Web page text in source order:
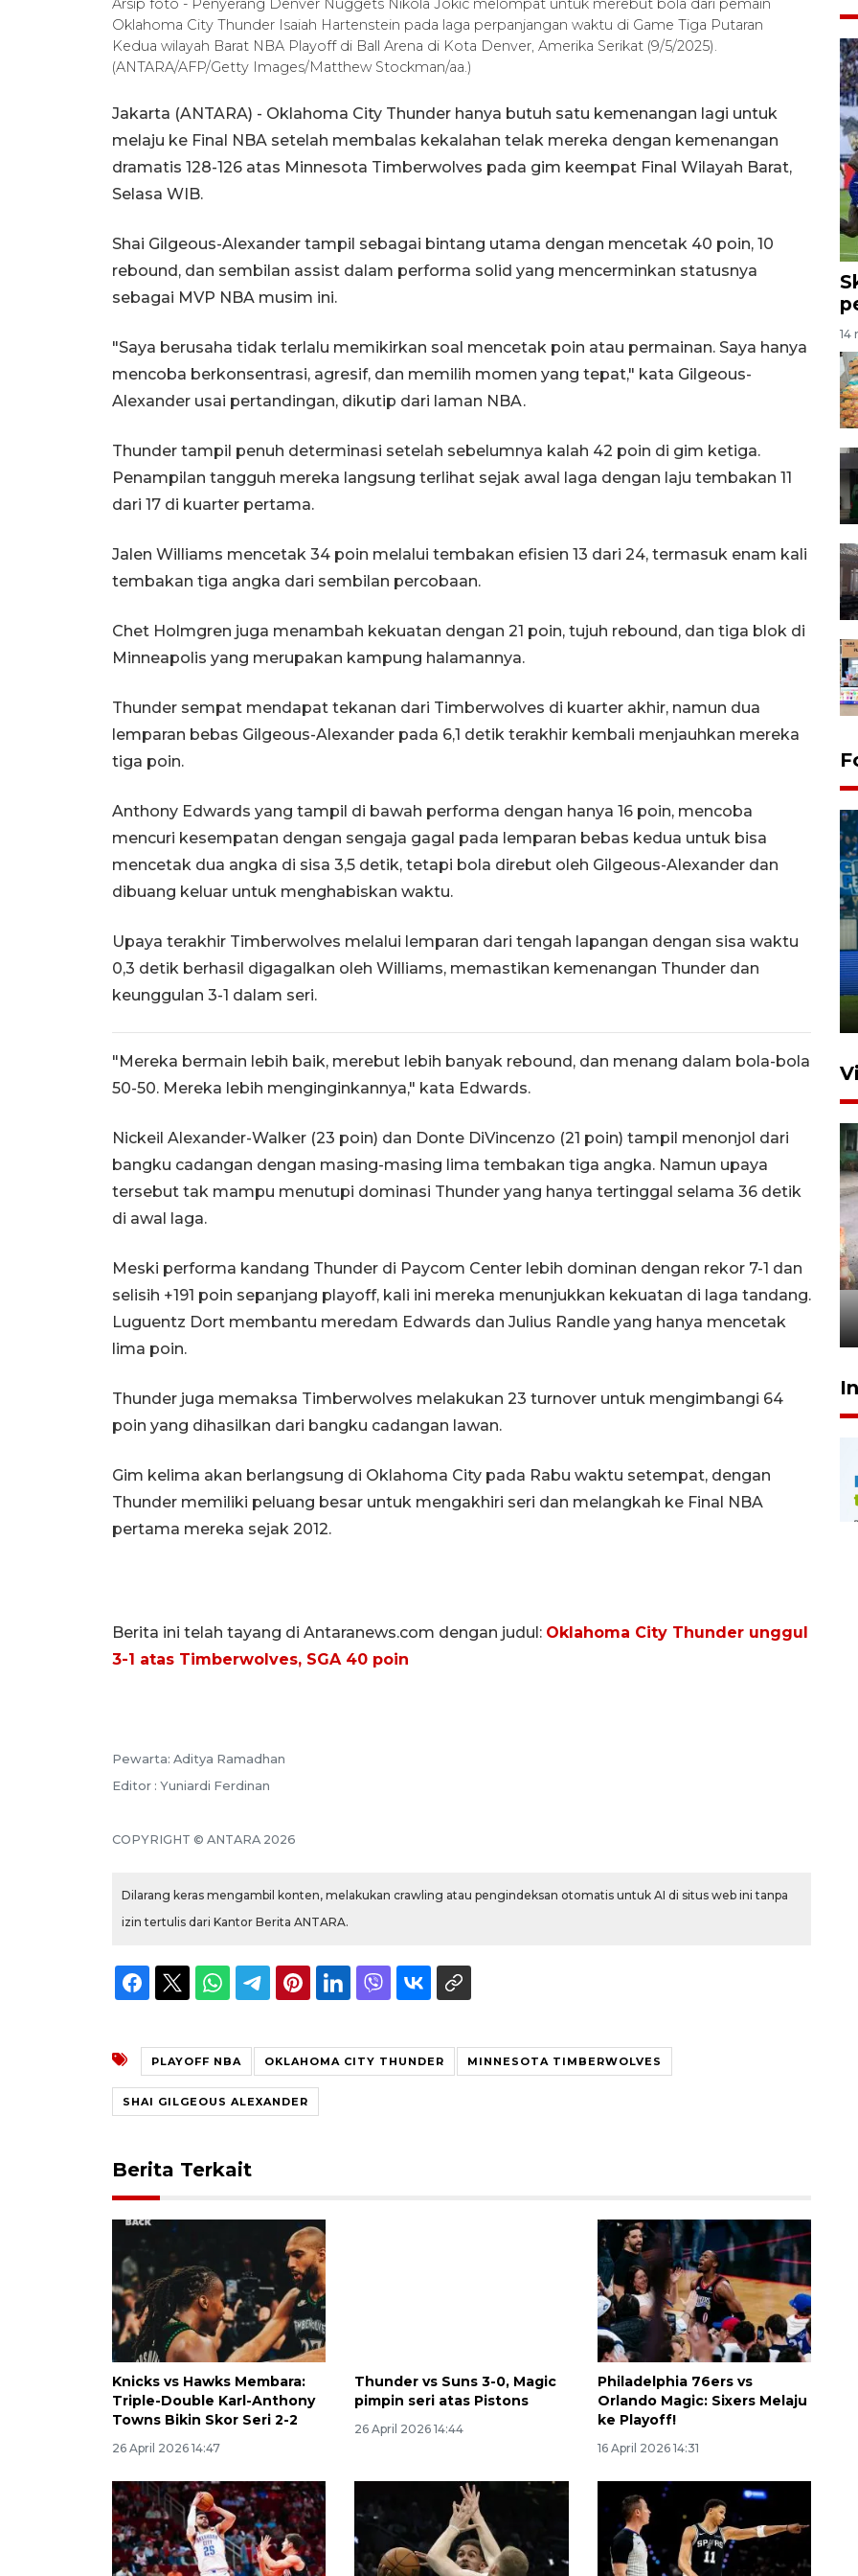
Arsip foto - Penyerang Denver Nuggets Nikola Jokic melompat untuk merebut bola dari pemain
Oklahoma City Thunder Isaiah Hartenstein pada laga perpanjangan waktu di Game Tiga Putaran
Kedua wilayah Barat NBA Playoff di Ball Arena di Kota Denver, Amerika Serikat (9/5/2025).
(ANTARA/AFP/Getty Images/Matthew Stockman/aa.)
Jakarta (ANTARA) - Oklahoma City Thunder hanya butuh satu kemenangan lagi untuk
melaju ke Final NBA setelah membalas kekalahan telak mereka dengan kemenangan
dramatis 128-126 atas Minnesota Timberwolves pada gim keempat Final Wilayah Barat,
Selasa WIB.
Shai Gilgeous-Alexander tampil sebagai bintang utama dengan mencetak 40 poin, 10
rebound, dan sembilan assist dalam performa solid yang mencerminkan statusnya
sebagai MVP NBA musim ini.
"Saya berusaha tidak terlalu memikirkan soal mencetak poin atau permainan. Saya hanya
mencoba berkonsentrasi, agresif, dan memilih momen yang tepat," kata Gilgeous-
Alexander usai pertandingan, dikutip dari laman NBA.
Thunder tampil penuh determinasi setelah sebelumnya kalah 42 poin di gim ketiga.
Penampilan tangguh mereka langsung terlihat sejak awal laga dengan laju tembakan 11
dari 17 di kuarter pertama.
Jalen Williams mencetak 34 poin melalui tembakan efisien 13 dari 24, termasuk enam kali
tembakan tiga angka dari sembilan percobaan.
Chet Holmgren juga menambah kekuatan dengan 21 poin, tujuh rebound, dan tiga blok di
Minneapolis yang merupakan kampung halamannya.
Thunder sempat mendapat tekanan dari Timberwolves di kuarter akhir, namun dua
lemparan bebas Gilgeous-Alexander pada 6,1 detik terakhir kembali menjauhkan mereka
tiga poin.
Anthony Edwards yang tampil di bawah performa dengan hanya 16 poin, mencoba
mencuri kesempatan dengan sengaja gagal pada lemparan bebas kedua untuk bisa
mencetak dua angka di sisa 3,5 detik, tetapi bola direbut oleh Gilgeous-Alexander dan
dibuang keluar untuk menghabiskan waktu.
Upaya terakhir Timberwolves melalui lemparan dari tengah lapangan dengan sisa waktu
0,3 detik berhasil digagalkan oleh Williams, memastikan kemenangan Thunder dan
keunggulan 3-1 dalam seri.
"Mereka bermain lebih baik, merebut lebih banyak rebound, dan menang dalam bola-bola
50-50. Mereka lebih menginginkannya," kata Edwards.
Nickeil Alexander-Walker (23 poin) dan Donte DiVincenzo (21 poin) tampil menonjol dari
bangku cadangan dengan masing-masing lima tembakan tiga angka. Namun upaya
tersebut tak mampu menutupi dominasi Thunder yang hanya tertinggal selama 36 detik
di awal laga.
Meski performa kandang Thunder di Paycom Center lebih dominan dengan rekor 7-1 dan
selisih +191 poin sepanjang playoff, kali ini mereka menunjukkan kekuatan di laga tandang.
Luguentz Dort membantu meredam Edwards dan Julius Randle yang hanya mencetak
lima poin.
Thunder juga memaksa Timberwolves melakukan 23 turnover untuk mengimbangi 64
poin yang dihasilkan dari bangku cadangan lawan.
Gim kelima akan berlangsung di Oklahoma City pada Rabu waktu setempat, dengan
Thunder memiliki peluang besar untuk mengakhiri seri dan melangkah ke Final NBA
pertama mereka sejak 2012.
Berita ini telah tayang di Antaranews.com dengan judul: Oklahoma City Thunder unggul
3-1 atas Timberwolves, SGA 40 poin
Pewarta: Aditya Ramadhan
Editor : Yuniardi Ferdinan
COPYRIGHT © ANTARA 2026
Dilarang keras mengambil konten, melakukan crawling atau pengindeksan otomatis untuk AI di situs web ini tanpa
izin tertulis dari Kantor Berita ANTARA.
PLAYOFF NBA OKLAHOMA CITY THUNDER MINNESOTA TIMBERWOLVES
SHAI GILGEOUS ALEXANDER
Berita Terkait
Knicks vs Hawks Membara:
Triple-Double Karl-Anthony
Towns Bikin Skor Seri 2-2
26 April 2026 14:47
Thunder vs Suns 3-0, Magic
pimpin seri atas Pistons
26 April 2026 14:44
Philadelphia 76ers vs
Orlando Magic: Sixers Melaju
ke Playoff!
16 April 2026 14:31
14
Penutupan latihan bela negara
dan manajerial SPPI di
Balikpapan
tetap kewenangan aparat
penegak hukum
29 Juli 2026 00:31